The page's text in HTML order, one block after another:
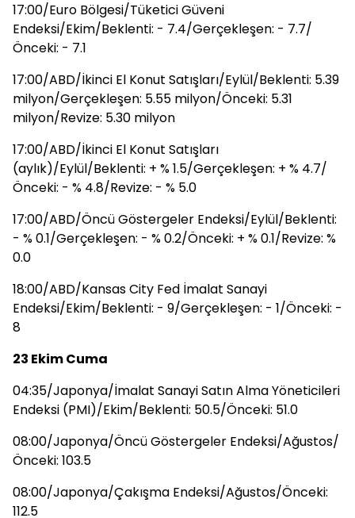
17:00/Euro Bölgesi/Tüketici Güveni
Endeksi/Ekim/Beklenti: - 7.4/Gerçekleşen: - 7.7/
Önceki: - 7.1
17:00/ABD/İkinci El Konut Satışları/Eylül/Beklenti: 5.39
milyon/Gerçekleşen: 5.55 milyon/Önceki: 5.31
milyon/Revize: 5.30 milyon
17:00/ABD/İkinci El Konut Satışları
(aylık)/Eylül/Beklenti: + % 1.5/Gerçekleşen: + % 4.7/
Önceki: - % 4.8/Revize: - % 5.0
17:00/ABD/Öncü Göstergeler Endeksi/Eylül/Beklenti:
- % 0.1/Gerçekleşen: - % 0.2/Önceki: + % 0.1/Revize: %
0.0
18:00/ABD/Kansas City Fed İmalat Sanayi
Endeksi/Ekim/Beklenti: - 9/Gerçekleşen: - 1/Önceki: -
8
23 Ekim Cuma
04:35/Japonya/İmalat Sanayi Satın Alma Yöneticileri
Endeksi (PMI)/Ekim/Beklenti: 50.5/Önceki: 51.0
08:00/Japonya/Öncü Göstergeler Endeksi/Ağustos/
Önceki: 103.5
08:00/Japonya/Çakışma Endeksi/Ağustos/Önceki:
112.5